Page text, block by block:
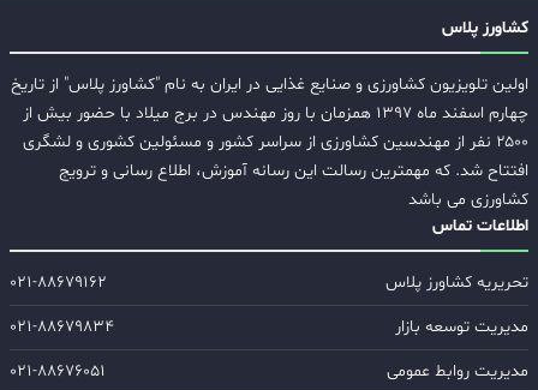
کشاورز پلاس
اولین تلویزیون کشاورزی و صنایع غذایی در ایران به نام "کشاورز پلاس" از تاریخ
چهارم اسفند ماه ۱۳۹۷ همزمان با روز مهندس در برج میلاد با حضور بیش از
۲۵۰۰ نفر از مهندسین کشاورزی از سراسر کشور و مسئولین کشوری و لشگری
افتتاح شد. که مهمترین رسالت این رسانه آموزش، اطلاع رسانی و ترویج
کشاورزی می باشد
اطلاعات تماس
تحریریه کشاورز پلاس
۰۲۱-۸۸۶۷۹۱۶۲
مدیریت توسعه بازار
۰۲۱-۸۸۶۷۹۸۳۴
مدیریت روابط عمومی
۰۲۱-۸۸۶۷۶۰۵۱